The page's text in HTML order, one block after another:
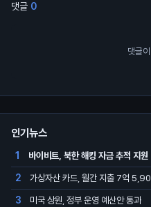
댓글 0
댓글
인기뉴스
1 바이비트, 북한 해킹 자금 추적 지원
2 가상자산 카드, 월간 지출 7억
3 미국 상원, 정부 운영 예산안 통과